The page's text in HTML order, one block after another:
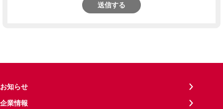
送信する
お知らせ
企業情報